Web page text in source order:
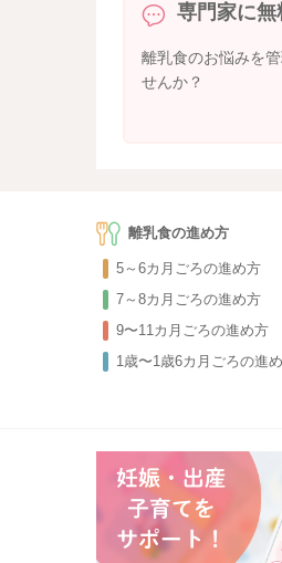
専門家に
離乳食のお悩みを
せんか？
離乳食の進め方
5～6カ月ごろの進め方
7～8カ月ごろの進め方
9〜11カ月ごろの進め方
1歳〜1歳6カ月ごろの進